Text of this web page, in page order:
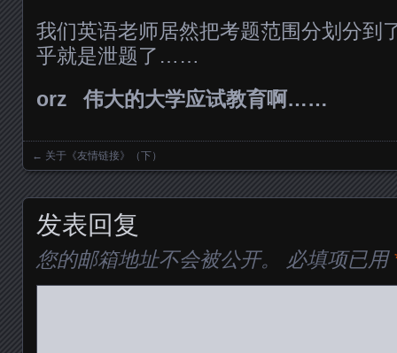
我们英语老师居然把考题范围分划分到
乎就是泄题了……
orz 伟大的大学应试教育啊……
Posts navigation
← 关于《友情链接》（下）
发表回复
您的邮箱地址不会被公开。 必填项已用